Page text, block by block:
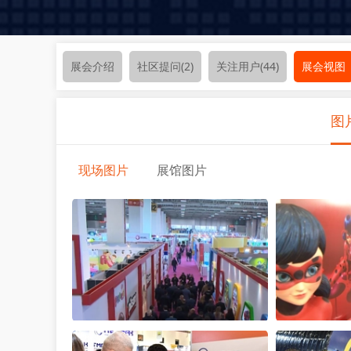
展会介绍 社区提问(2) 关注用户(44) 展会视图
图
现场图片 展馆图片